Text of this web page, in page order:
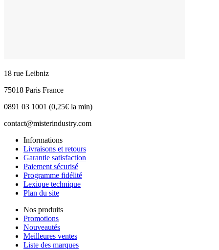
18 rue Leibniz
75018 Paris France
0891 03 1001 (0,25€ la min)
contact@misterindustry.com
Informations
Livraisons et retours
Garantie satisfaction
Paiement sécurisé
Programme fidélité
Lexique technique
Plan du site
Nos produits
Promotions
Nouveautés
Meilleures ventes
Liste des marques